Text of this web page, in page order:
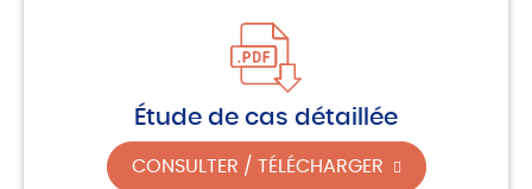
Étude de cas détaillée
CONSULTER / TÉLÉCHARGER